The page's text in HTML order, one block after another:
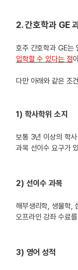
2. 간호학과 GE
호주 간호학과 GE는
입학할 수 있다는 점
다만 아래와 같은 조
1) 학사학위 소지
보통 3년 이상의 학
과목 선이수 요구가
2) 선이수 과목
해부생리학, 생물학,
오프라인 강좌 수료
3) 영어 성적